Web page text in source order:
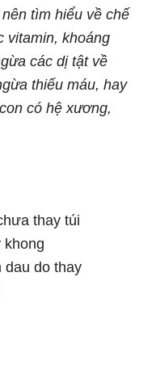
tìm hiểu về chế
vitamin, khoáng
các dị tật về
thiếu máu, hay
có hệ xương,
thay túi
khong
dau do thay